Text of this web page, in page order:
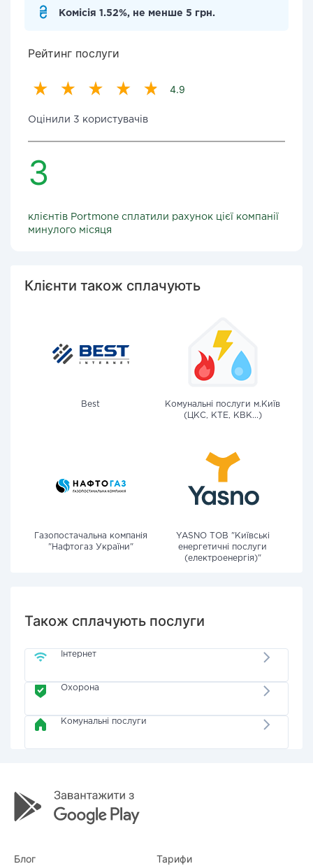
Комісія 1.52%, не менше 5 грн.
Рейтинг послуги
4.9
Оцінили 3 користувачів
3
клієнтів Portmone сплатили рахунок цієї компанії
минулого місяця
Клієнти також сплачують
Best
Комунальні послуги м.Київ
(ЦКС, КТЕ, КВК...)
Газопостачальна компанія
"Нафтогаз України"
YASNO ТОВ "Київські
енергетичні послуги
(електроенергія)"
Також сплачують послуги
Інтернет
Охорона
Комунальні послуги
Блог Тарифи